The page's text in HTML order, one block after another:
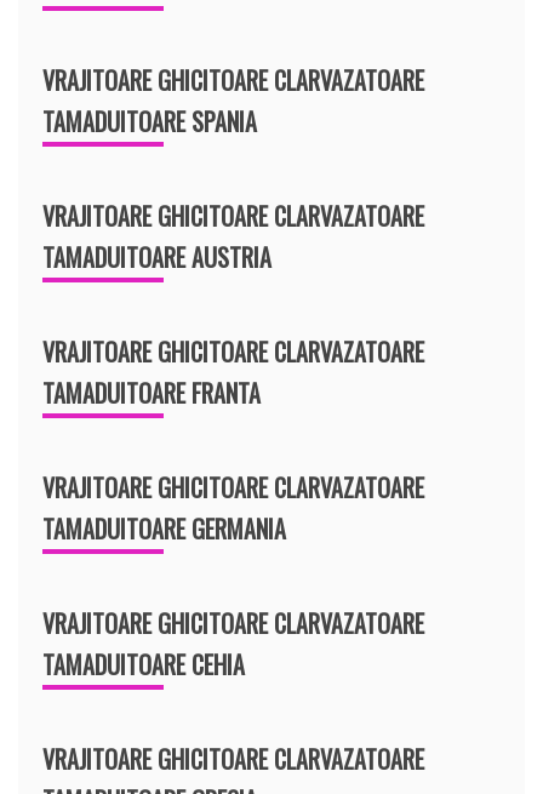
VRAJITOARE GHICITOARE CLARVAZATOARE
TAMADUITOARE SPANIA
VRAJITOARE GHICITOARE CLARVAZATOARE
TAMADUITOARE AUSTRIA
VRAJITOARE GHICITOARE CLARVAZATOARE
TAMADUITOARE FRANTA
VRAJITOARE GHICITOARE CLARVAZATOARE
TAMADUITOARE GERMANIA
VRAJITOARE GHICITOARE CLARVAZATOARE
TAMADUITOARE CEHIA
VRAJITOARE GHICITOARE CLARVAZATOARE